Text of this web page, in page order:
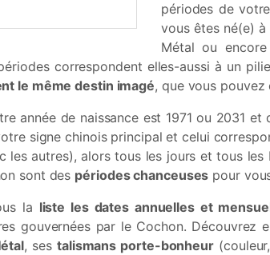
périodes de
vous êtes né(e)
Métal ou
correspondent elles-aussi à un
le même destin imagé, que vous pouvez
année de naissance est 1971 ou 2031
signe chinois principal et celui
les autres), alors tous les jours et tous
sont des périodes chanceuses pour
la liste les dates annuelles et
gouvernées par le Cochon. Découvrez
, sestalismans porte-bonheur